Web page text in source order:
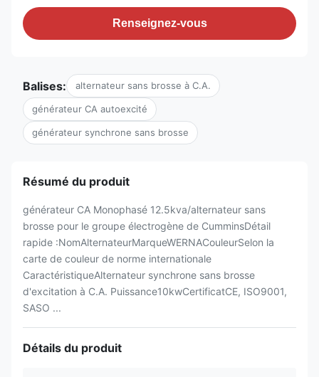
Renseignez-vous
Balises: alternateur sans brosse à C.A.
générateur CA autoexcité
générateur synchrone sans brosse
Résumé du produit
générateur CA Monophasé 12.5kva/alternateur sans
brosse pour le groupe électrogène de CumminsDétail
rapide :NomAlternateurMarqueWERNACouleurSelon la
carte de couleur de norme internationale
CaractéristiqueAlternateur synchrone sans brosse
d'excitation à C.A. Puissance10kwCertificatCE, ISO9001,
SASO ...
Détails du produit